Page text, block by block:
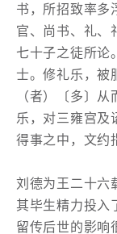
书，所招致率多
官、尚书、礼、
七十子之徒所论
士。修礼乐，被
（者）〔多〕
乐，对三雍宫及
得事之中，文约
刘德为王二十六
其毕生精力投入
留传后世的影响